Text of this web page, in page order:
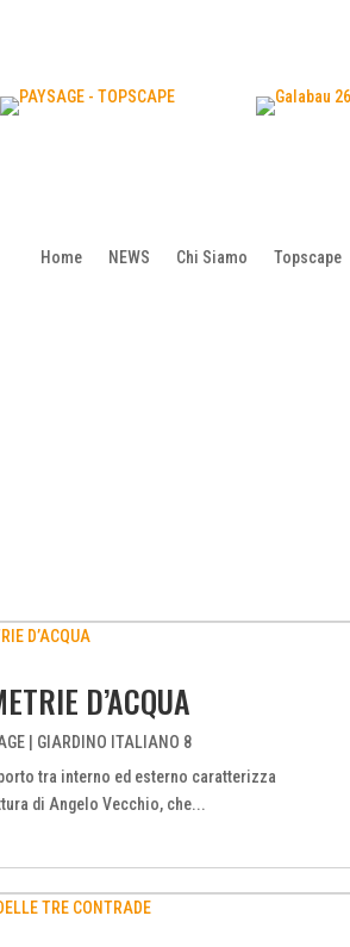
Home NEWS Chi Siamo Topscape
D’ACQUA
| GIARDINO ITALIANO 8
tra interno ed esterno caratterizza
di Angelo Vecchio, che...